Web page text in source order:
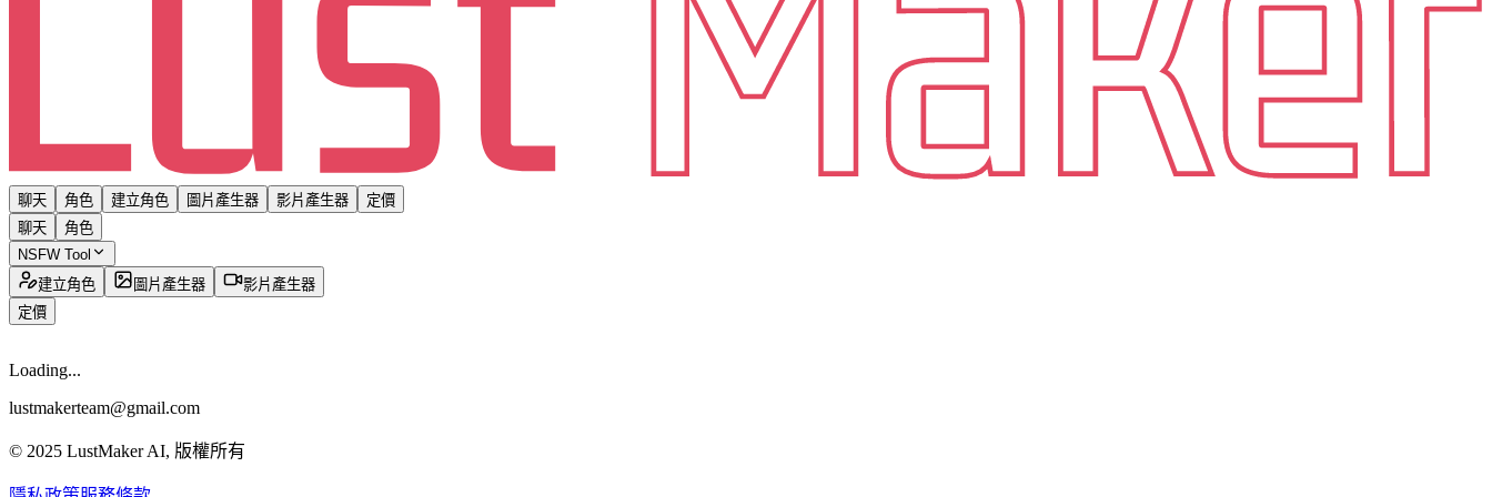
聊天 角色 建立角色 圖片產生器 影片產生器
定價
聊天
角色
NSFW Tool
建立角色
圖片產生器
影片產生器
定價
Loading...
lustmakerteam@gmail.com
© 2025 LustMaker AI, 版權所有